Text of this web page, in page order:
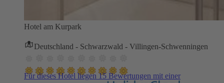
Hotel am Kurpark
Deutschland - Schwarzwald - Villingen-Schwenningen
Für dieses Hotel liegen 15 Bewertungen mit einer